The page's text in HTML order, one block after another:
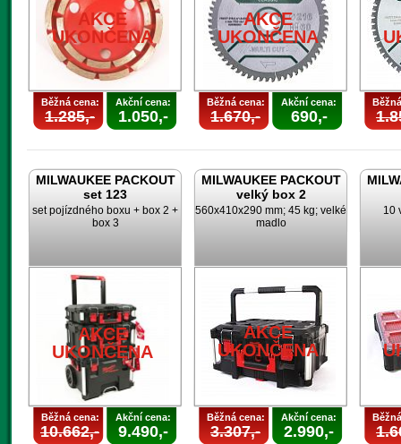
AKCE
UKONČENA
Běžná cena:
1.285,-
Akční cena:
1.050,-
AKCE
UKONČENA
Běžná cena:
1.670,-
Akční cena:
690,-
MILWAUKEE PACKOUT
set 123
set pojízdného boxu + box 2 +
box 3
AKCE
UKONČENA
Běžná cena:
10.662,-
Akční cena:
9.490,-
MILWAUKEE PACKOUT
velký box 2
560x410x290 mm; 45 kg; velké
madlo
AKCE
UKONČENA
Běžná cena:
3.307,-
Akční cena:
2.990,-
10